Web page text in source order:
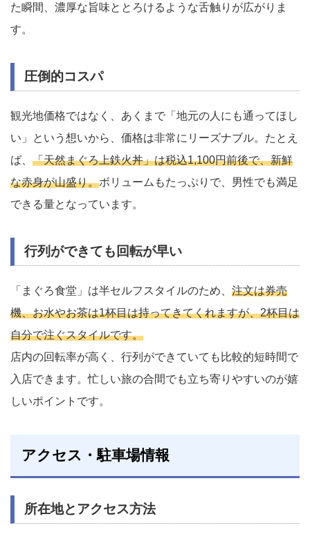
た瞬間、濃厚な旨味ととろけるような舌触りが広がりま
す。
圧倒的コスパ
観光地価格ではなく、あくまで「地元の人にも通ってほし
い」という想いから、価格は非常にリーズナブル。たとえ
ば、 「天然まぐろ上鉄火丼」は税込1,100円前後で、新鮮
な赤身が山盛り。ボリュームもたっぷりで、男性でも満足
できる量となっています。
行列ができても回転が早い
「まぐろ食堂」は半セルフスタイルのため、 注文は券売
機、お水やお茶は1杯目は持ってきてくれますが、2杯目は
自分で注ぐスタイルです。
店内の回転率が高く、行列ができていても比較的短時間で
入店できます。忙しい旅の合間でも立ち寄りやすいのが嬉
しいポイントです。
アクセス・駐車場情報
所在地とアクセス方法